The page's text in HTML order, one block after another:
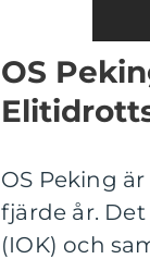
OS
OS Peking
fjärde år.
(IOK) och